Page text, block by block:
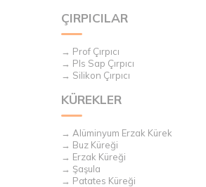
ÇIRPICILAR
→ Prof Çırpıcı
→ Pls Sap Çırpıcı
→ Silikon Çırpıcı
KÜREKLER
→ Alüminyum Erzak Kürek
→ Buz Küreği
→ Erzak Küreği
→ Şaşula
→ Patates Küreği